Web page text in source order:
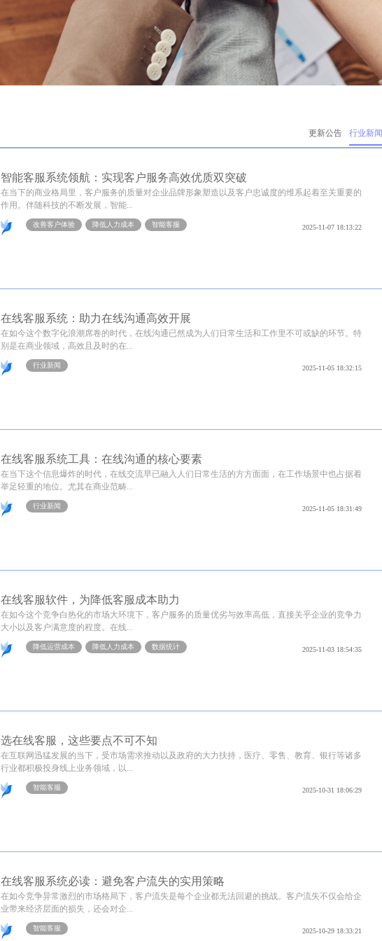
行业新闻
更新公告
智能客服系统领航：实现客户服务高效优质双突破
在当下的商业格局里，客户服务的质量对企业品牌形象塑造以及客户忠诚度的维系起着至关重要的
作用。伴随科技的不断发展，智能...
改善客户体验 降低人力成本 智能客服 2025-11-07 18:13:22
在线客服系统：助力在线沟通高效开展
在如今这个数字化浪潮席卷的时代，在线沟通已然成为人们日常生活和工作里不可或缺的环节。特
别是在商业领域，高效且及时的在...
行业新闻 2025-11-05 18:32:15
在线客服系统工具：在线沟通的核心要素
在当下这个信息爆炸的时代，在线交流早已融入人们日常生活的方方面面，在工作场景中也占据着
举足轻重的地位。尤其在商业范畴...
行业新闻 2025-11-05 18:31:49
在线客服软件，为降低客服成本助力
在如今这个竞争白热化的市场大环境下，客户服务的质量优劣与效率高低，直接关乎企业的竞争力
大小以及客户满意度的程度。在线...
降低运营成本 降低人力成本 数据统计 2025-11-03 18:54:35
选在线客服，这些要点不可不知
在互联网迅猛发展的当下，受市场需求推动以及政府的大力扶持，医疗、零售、教育、银行等诸多
行业都积极投身线上业务领域，以...
智能客服 2025-10-31 18:06:29
在线客服系统必读：避免客户流失的实用策略
在如今竞争异常激烈的市场格局下，客户流失是每个企业都无法回避的挑战。客户流失不仅会给企
业带来经济层面的损失，还会对企...
智能客服 2025-10-29 18:33:21